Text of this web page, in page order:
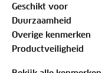
Geschikt voor
Duurzaamheid
Overige kenmerken
Productveiligheid